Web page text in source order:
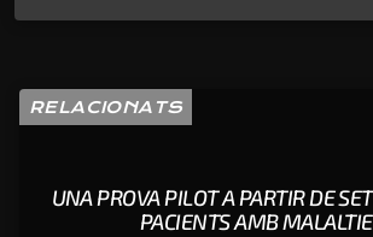
RELACIONATS
UNA PROVA PILOT A PARTIR DE
PACIENTS AMB